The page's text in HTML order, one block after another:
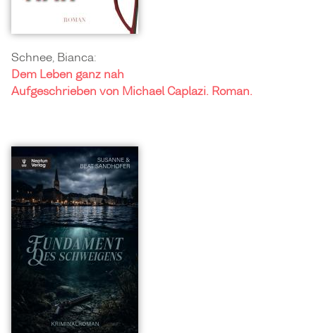
Schnee, Bianca:
Dem Leben ganz nah
Aufgeschrieben von Michael Caplazi. Roman.